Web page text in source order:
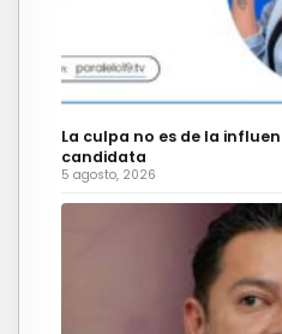
La culpa no es de la
candidata
5 agosto, 2026